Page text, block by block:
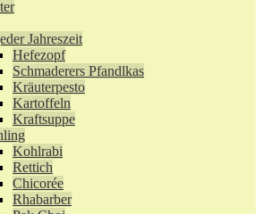
Jahreszeit
Hefezopf
Schmaderers Pfandlkas
Kräuterpesto
Kartoffeln
Kraftsuppe
Kohlrabi
Rettich
Chicorée
Rhabarber